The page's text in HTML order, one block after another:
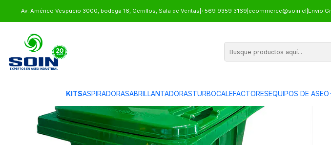
KITSASPIRADORASABRILLANTADORASTURBOCALEFACTORESEQUIPOS DE ASEO
Av. Américo Vespucio 3000, bodega 16, Cerrillos, Sala de Ventas +569 9359 3169 ecommerce@soin.cl Envio
Inicio BASUREROS CONTENEDORES DE BASURA CONTENEDOR DE BASURA CON RUEDAS 360 L